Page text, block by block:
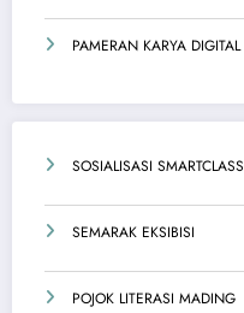
PAMERAN KARYA DIGITAL
SOSIALISASI SMARTCLASS
SEMARAK EKSIBISI
POJOK LITERASI MADING